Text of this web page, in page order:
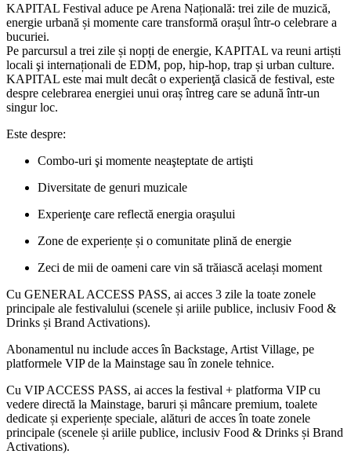
KAPITAL Festival aduce pe Arena Națională: trei zile de muzică,
energie urbană și momente care transformă orașul într-o celebrare a
bucuriei.
Pe parcursul a trei zile și nopți de energie, KAPITAL va reuni artiști
locali şi internaționali de EDM, pop, hip-hop, trap și urban culture.
KAPITAL este mai mult decât o experienţă clasică de festival, este
despre celebrarea energiei unui oraș întreg care se adună într-un
singur loc.
Este despre:
Combo-uri şi momente neaşteptate de artişti
Diversitate de genuri muzicale
Experienţe care reflectă energia oraşului
Zone de experiențe și o comunitate plină de energie
Zeci de mii de oameni care vin să trăiască același moment
Cu GENERAL ACCESS PASS, ai acces 3 zile la toate zonele
principale ale festivalului (scenele și ariile publice, inclusiv Food &
Drinks și Brand Activations).
Abonamentul nu include acces în Backstage, Artist Village, pe
platformele VIP de la Mainstage sau în zonele tehnice.
Cu VIP ACCESS PASS, ai acces la festival + platforma VIP cu
vedere directă la Mainstage, baruri și mâncare premium, toalete
dedicate și experiențe speciale, alături de acces în toate zonele
principale (scenele și ariile publice, inclusiv Food & Drinks și Brand
Activations).